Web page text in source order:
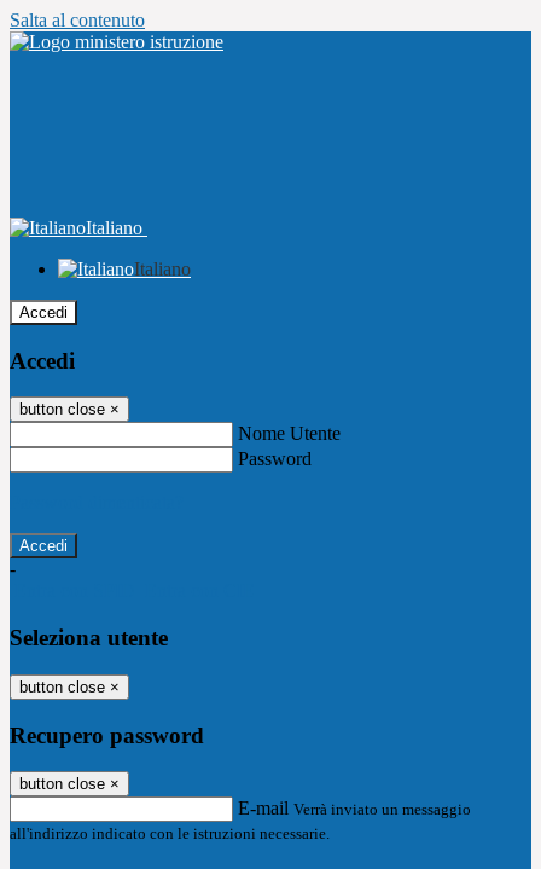
Salta al contenuto
Italiano
Italiano
Accedi
Accedi
button close ×
Nome Utente
Password
-
Seleziona utente
button close ×
Recupero password
button close ×
E-mail Verrà inviato un messaggio
all'indirizzo indicato con le istruzioni necessarie.